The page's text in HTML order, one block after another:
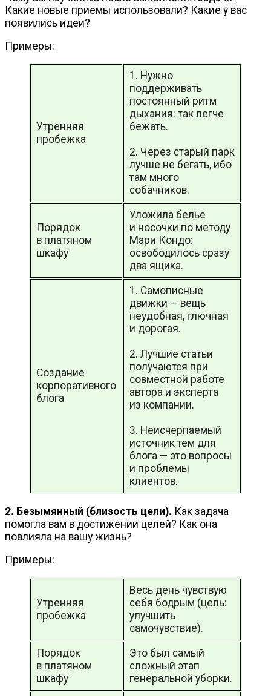
Какие новые приемы использовали? Какие у вас
появились идеи?
Примеры:
Утренняя
пробежка
1. Нужно
поддерживать
постоянный ритм
дыхания: так легче
бежать.
2. Через старый парк
лучше не бегать, ибо
там много
собачников.
Порядок
в платяном
шкафу
Уложила белье
и носочки по методу
Мари Кондо:
освободилось сразу
два ящика.
Создание
корпоративного
блога
1. Самописные
движки — вещь
неудобная, глючная
и дорогая.
2. Лучшие статьи
получаются при
совместной работе
автора и эксперта
из компании.
3. Неисчерпаемый
источник тем для
блога — это вопросы
и проблемы
клиентов.
2. Безымянный (близость цели). Как задача
помогла вам в достижении целей? Как она
повлияла на вашу жизнь?
Примеры:
Утренняя
пробежка
Весь день чувствую
себя бодрым (цель:
улучшить
самочувствие).
Порядок
в платяном
шкафу
Это был самый
сложный этап
генеральной уборки.